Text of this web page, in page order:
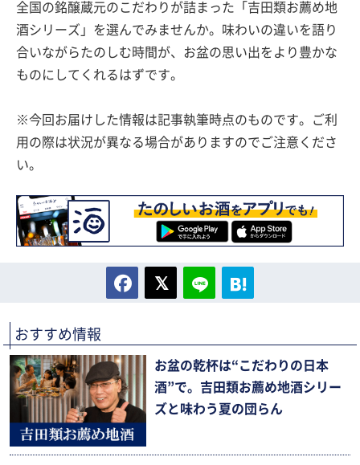
全国の銘醸蔵元のこだわりが詰まった「吉田類お薦め地
酒シリーズ」を選んでみませんか。味わいの違いを語り
合いながらたのしむ時間が、お盆の思い出をより豊かな
ものにしてくれるはずです。
※今回お届けした情報は記事執筆時点のものです。ご利
用の際は状況が異なる場合がありますのでご注意くださ
い。
おすすめ情報
お盆の乾杯は“こだわりの日本
酒”で。吉田類お薦め地酒シリー
ズと味わう夏の団らん